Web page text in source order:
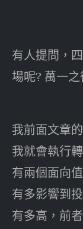
有人提問，
場呢? 萬一
我前面文章
我就會執行
有兩個面向
有多影響到
有多高，前